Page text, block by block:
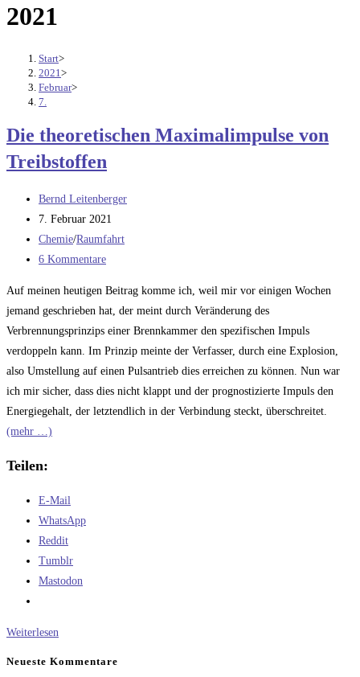
2021
Start>
2021 >
Februar>
7.
Die theoretischen Maximalimpulse von
Treibstoffen
Beitrags-
Autor:
Bernd Leitenberger
Beitrag
veröffentlicht:
7. Februar 2021
Beitrags-
Kategorie:
Chemie/Raumfahrt
Beitrags-
6 Kommentare
Auf meinen heutigen Beitrag komme ich, weil mir vor einigen Wochen
jemand geschrieben hat, der meint durch Veränderung des
Verbrennungsprinzips einer Brennkammer den spezifischen Impuls
verdoppeln kann. Im Prinzip meinte der Verfasser, durch eine Explosion,
also Umstellung auf einen Pulsantrieb dies erreichen zu können. Nun war
ich mir sicher, dass dies nicht klappt und der prognostizierte Impuls den
Energiegehalt, der letztendlich in der Verbindung steckt, überschreitet.
(mehr …)
Teilen:
E-Mail
WhatsApp
Reddit
Tumblr
Mastodon
Weiterlesen
Neueste Kommentare